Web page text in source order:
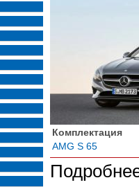
Комплектация
AMG S 65